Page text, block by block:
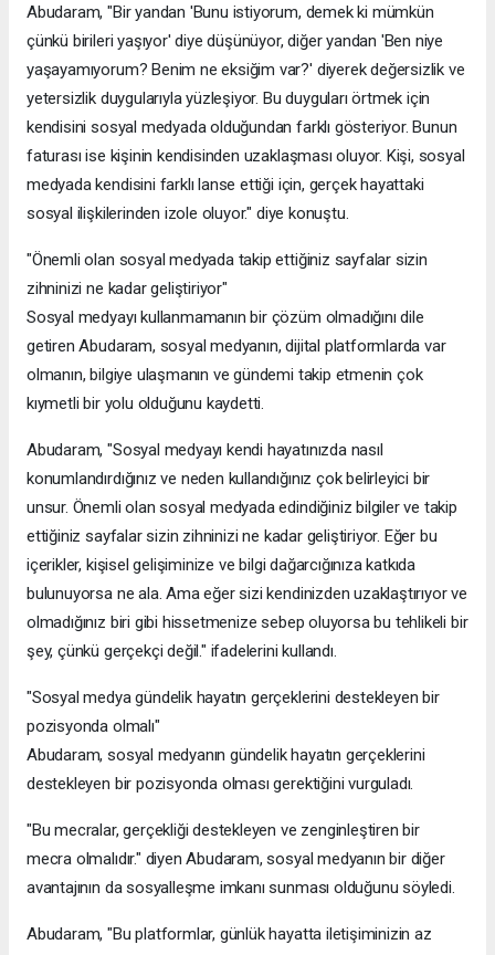
Abudaram, "Bir yandan 'Bunu istiyorum, demek ki mümkün
çünkü birileri yaşıyor' diye düşünüyor, diğer yandan 'Ben niye
yaşayamıyorum? Benim ne eksiğim var?' diyerek değersizlik ve
yetersizlik duygularıyla yüzleşiyor. Bu duyguları örtmek için
kendisini sosyal medyada olduğundan farklı gösteriyor. Bunun
faturası ise kişinin kendisinden uzaklaşması oluyor. Kişi, sosyal
medyada kendisini farklı lanse ettiği için, gerçek hayattaki
sosyal ilişkilerinden izole oluyor." diye konuştu.
"Önemli olan sosyal medyada takip ettiğiniz sayfalar sizin
zihninizi ne kadar geliştiriyor"
Sosyal medyayı kullanmamanın bir çözüm olmadığını dile
getiren Abudaram, sosyal medyanın, dijital platformlarda var
olmanın, bilgiye ulaşmanın ve gündemi takip etmenin çok
kıymetli bir yolu olduğunu kaydetti.
Abudaram, "Sosyal medyayı kendi hayatınızda nasıl
konumlandırdığınız ve neden kullandığınız çok belirleyici bir
unsur. Önemli olan sosyal medyada edindiğiniz bilgiler ve takip
ettiğiniz sayfalar sizin zihninizi ne kadar geliştiriyor. Eğer bu
içerikler, kişisel gelişiminize ve bilgi dağarcığınıza katkıda
bulunuyorsa ne ala. Ama eğer sizi kendinizden uzaklaştırıyor ve
olmadığınız biri gibi hissetmenize sebep oluyorsa bu tehlikeli bir
şey, çünkü gerçekçi değil." ifadelerini kullandı.
"Sosyal medya gündelik hayatın gerçeklerini destekleyen bir
pozisyonda olmalı"
Abudaram, sosyal medyanın gündelik hayatın gerçeklerini
destekleyen bir pozisyonda olması gerektiğini vurguladı.
"Bu mecralar, gerçekliği destekleyen ve zenginleştiren bir
mecra olmalıdır." diyen Abudaram, sosyal medyanın bir diğer
avantajının da sosyalleşme imkanı sunması olduğunu söyledi.
Abudaram, "Bu platformlar, günlük hayatta iletişiminizin az